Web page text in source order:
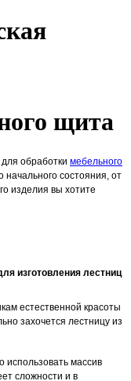
щита
обработки мебельного
начального состояния, от
изделия вы хотите
изготовления лестниц
естественной красоты
захочется лестницу из
использовать массив
сложности и в